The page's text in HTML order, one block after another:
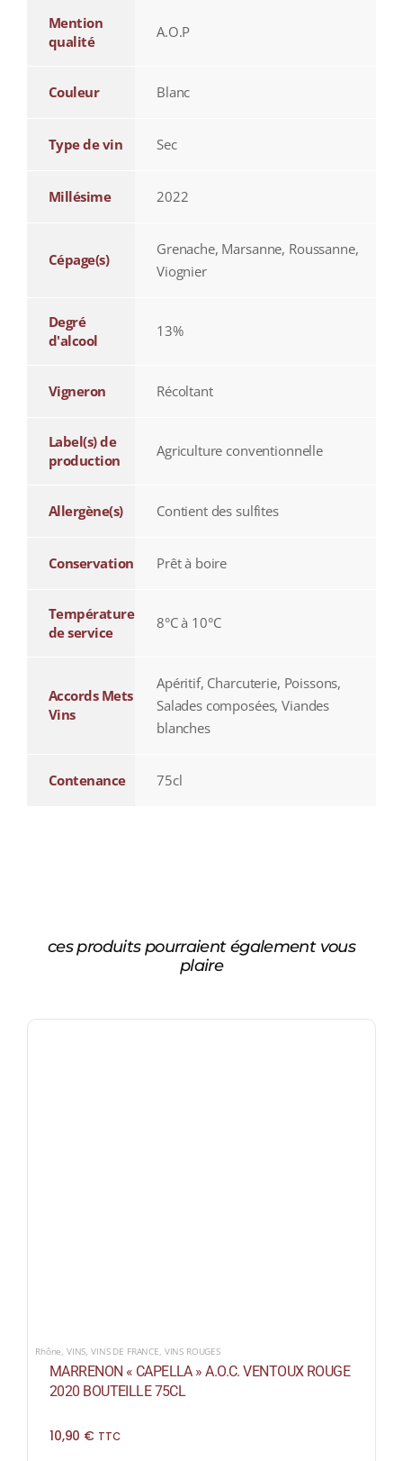
Mention
qualité
A.O.P
Couleur Blanc
Type de vin Sec
Millésime 2022
Cépage(s)
Grenache, Marsanne, Roussanne,
Viognier
Degré
d'alcool
13%
Vigneron Récoltant
Label(s) de
production
Agriculture conventionnelle
Allergène(s) Contient des sulfites
Conservation Prêt à boire
Température
de service
8°C à 10°C
Accords Mets
Vins
Apéritif, Charcuterie, Poissons,
Salades composées, Viandes
blanches
Contenance 75cl
ces produits pourraient également vous
plaire
Rhône VINS ,VINS DE FRANCE VINS ROUGES
MARRENON « CAPELLA » A.O.C. VENTOUX ROUGE
2020 BOUTEILLE 75CL
10,90 € TTC